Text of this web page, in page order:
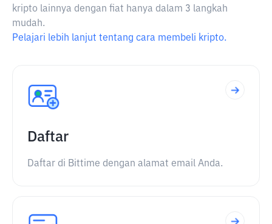
kripto lainnya dengan fiat hanya dalam 3 langkah
mudah.
Pelajari lebih lanjut tentang cara membeli kripto.
Daftar
Daftar di Bittime dengan alamat email Anda.